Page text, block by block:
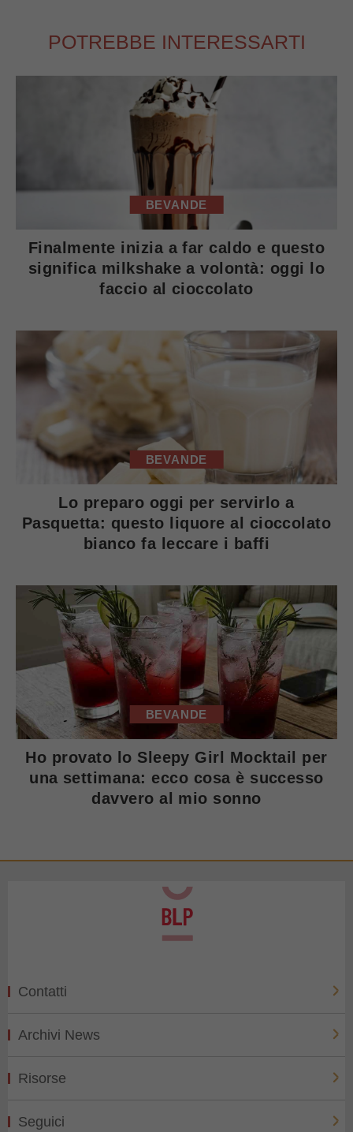
POTREBBE INTERESSARTI
BEVANDE
Finalmente inizia a far caldo e questo
significa milkshake a volontà: oggi lo
faccio al cioccolato
BEVANDE
Lo preparo oggi per servirlo a
Pasquetta: questo liquore al cioccolato
bianco fa leccare i baffi
BEVANDE
Ho provato lo Sleepy Girl Mocktail per
una settimana: ecco cosa è successo
davvero al mio sonno
Contatti
Archivi News
Risorse
Seguici